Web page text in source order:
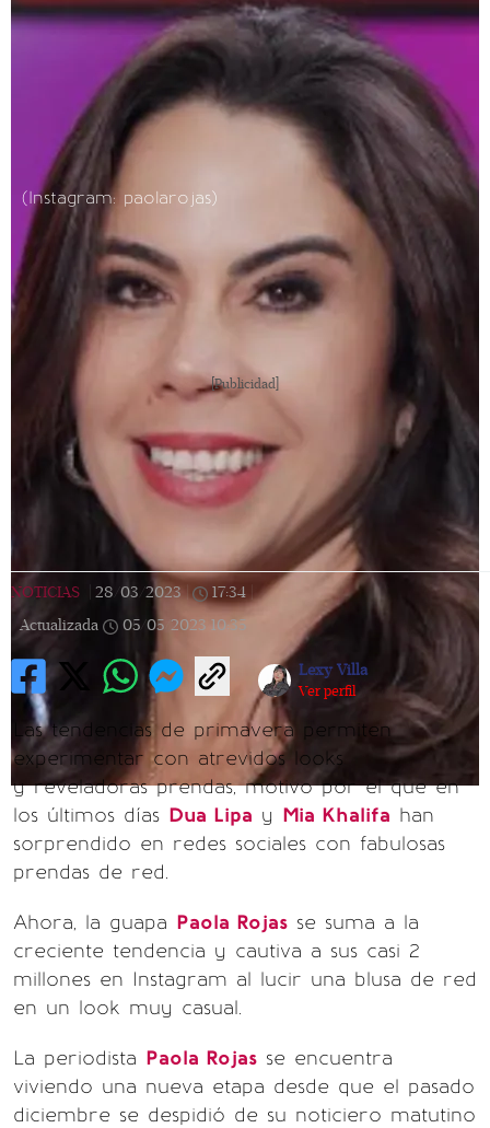
(Instagram: paolarojas)
[Publicidad]
NOTICIAS 28/03/2023 | 17:34
Actualizada
05/05/2023 10:35
Lexy Villa
Ver perfil
Las tendencias de primavera permiten
experimentar con atrevidos looks
y reveladoras prendas, motivo por el que en
los últimos días Dua Lipa y Mia Khalifa han
sorprendido en redes sociales con fabulosas
prendas de red.
Ahora, la guapa Paola Rojas se suma a la
creciente tendencia y cautiva a sus casi 2
millones en Instagram al lucir una blusa de red
en un look muy casual.
La periodista Paola Rojas se encuentra
viviendo una nueva etapa desde que el pasado
diciembre se despidió de su noticiero matutino